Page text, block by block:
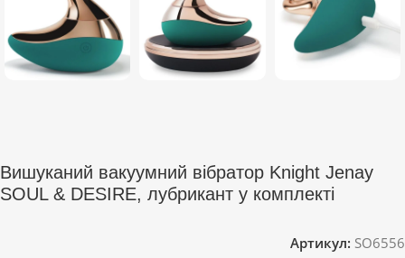
Вишуканий вакуумний вібратор Knight Jenay
SOUL & DESIRE, лубрикант у комплекті
Артикул: SO6556